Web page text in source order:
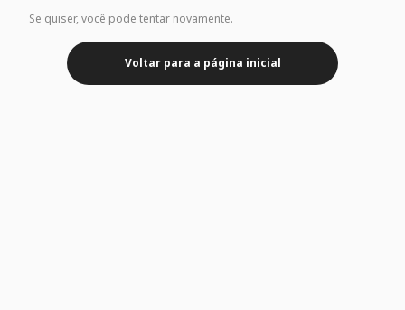
Se quiser, você pode tentar novamente.
Voltar para a página inicial